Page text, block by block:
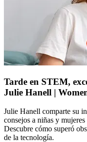
Tarde en STEM,
Julie Hanell |
Julie Hanell comparte su
consejos a niñas y
Descubre cómo superó
de la tecnología.